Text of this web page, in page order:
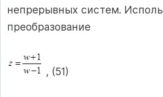
непрерывных систем.
преобразование
, (51)